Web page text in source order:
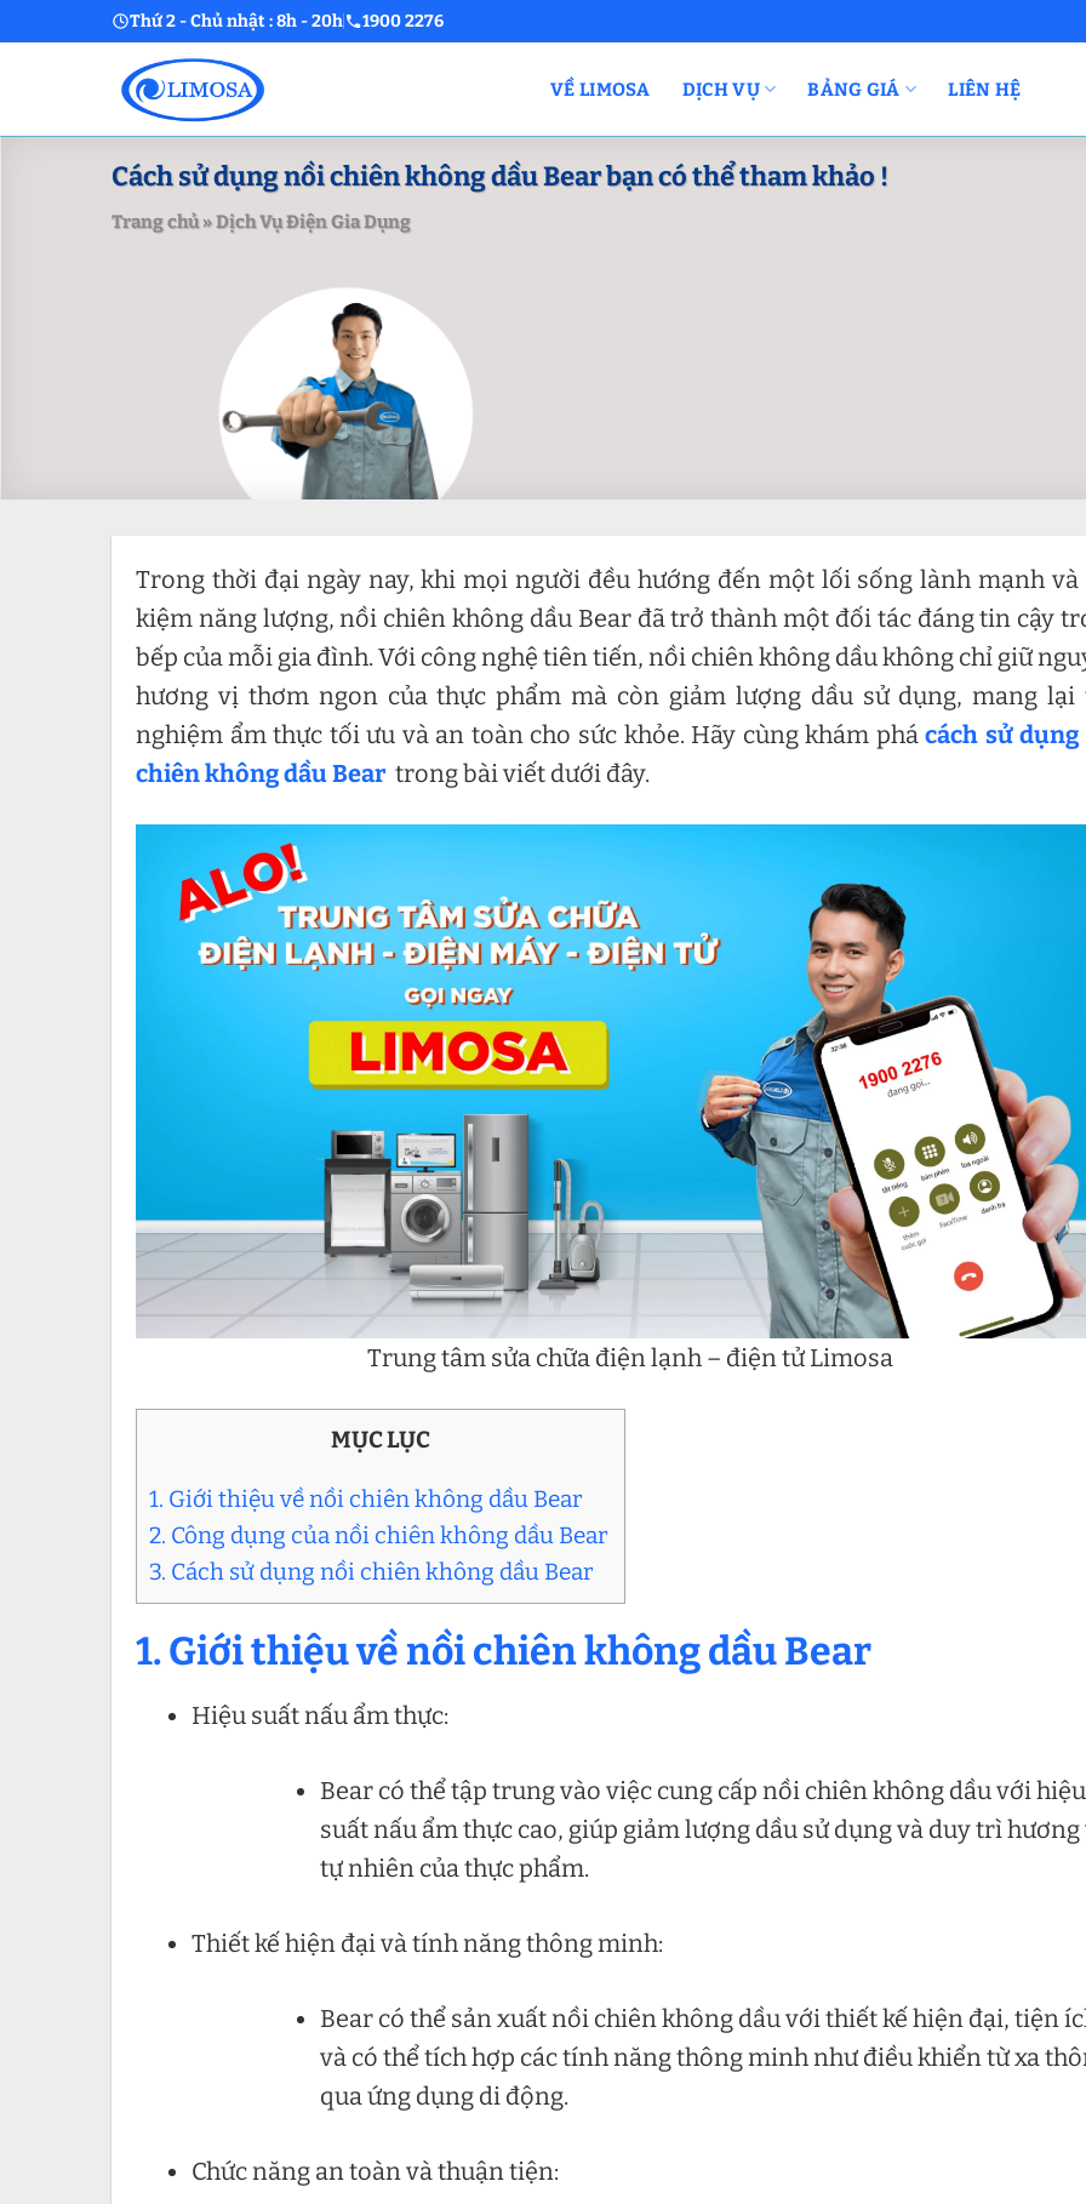
to
Thứ 2 - Chủ nhật : 8h - 20h 1900 2276
VỀ LIMOSA DỊCH VỤ BẢNG GIÁ LIÊN HỆ
Cách sử dụng nồi chiên không dầu Bear bạn có thể tham khảo !
Trang chủ»Dịch Vụ Điện Gia Dụng
Trong thời đại ngày nay, khi mọi người đều hướng đến một lối sống lành mạnh
kiệm năng lượng, nồi chiên không dầu Bear đã trở thành một đối tác đáng tin cậy
bếp của mỗi gia đình. Với công nghệ tiên tiến, nồi chiên không dầu không chỉ giữ
hương vị thơm ngon của thực phẩm mà còn giảm lượng dầu sử dụng, mang lại
nghiệm ẩm thực tối ưu và an toàn cho sức khỏe. Hãy cùng khám phácách sử
chiên không dầu Bear trong bài viết dưới đây.
Trung tâm sửa chữa điện lạnh – điện tử Limosa
MỤC LỤC
1. Giới thiệu về nồi chiên không dầu Bear
2. Công dụng của nồi chiên không dầu Bear
3. Cách sử dụng nồi chiên không dầu Bear
1. Giới thiệu về nồi chiên không dầu Bear
Hiệu suất nấu ẩm thực:
Bear có thể tập trung vào việc cung cấp nồi chiên không dầu với hiệu
suất nấu ẩm thực cao, giúp giảm lượng dầu sử dụng và duy trì hương
tự nhiên của thực phẩm.
Thiết kế hiện đại và tính năng thông minh:
Bear có thể sản xuất nồi chiên không dầu với thiết kế hiện đại, tiện
và có thể tích hợp các tính năng thông minh như điều khiển từ xa
qua ứng dụng di động.
Chức năng an toàn và thuận tiện: